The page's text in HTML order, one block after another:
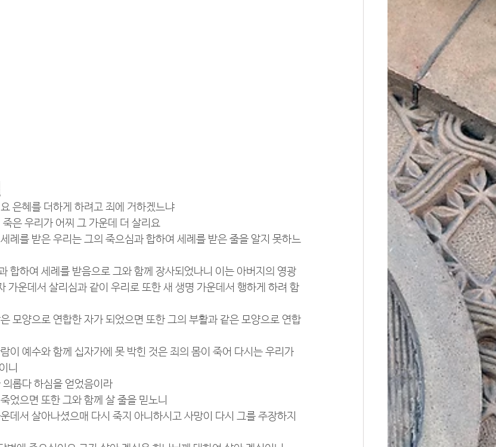
은혜를 더하게 하려고 죄에 거하겠느냐
은 우리가 어찌 그 가운데 더 살리요
례를 받은 우리는 그의 죽으심과 합하여 세례를 받은 줄을 알지 못하느
합하여 세례를 받음으로 그와 함께 장사되었나니 이는 아버지의 영광
가운데서 살리심과 같이 우리로 또한 새 생명 가운데서 행하게 하려 함
모양으로 연합한 자가 되었으면 또한 그의 부활과 같은 모양으로 연합
이 예수와 함께 십자가에 못 박힌 것은 죄의 몸이 죽어 다시는 우리가
니
롭다 하심을 얻었음이라
었으면 또한 그와 함께 살 줄을 믿노니
데서 살아나셨으매 다시 죽지 아니하시고 사망이 다시 그를 주장하지